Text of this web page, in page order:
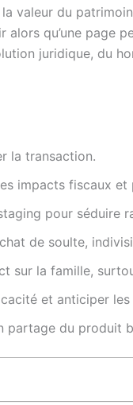
valeur du
qu’une page
juridique, du
la transaction.
impacts fiscaux et
pour séduire
de soulte,
sur la famille,
et anticiper les
partage du produit